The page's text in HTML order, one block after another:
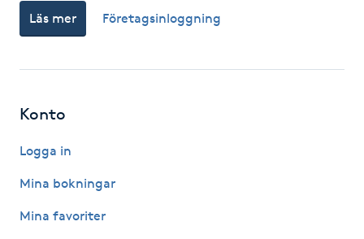
Lashlift Keratin
LPG
LPG-behandling
Läs mer Företagsinloggning
Konto
Logga in
Mina bokningar
Mina favoriter